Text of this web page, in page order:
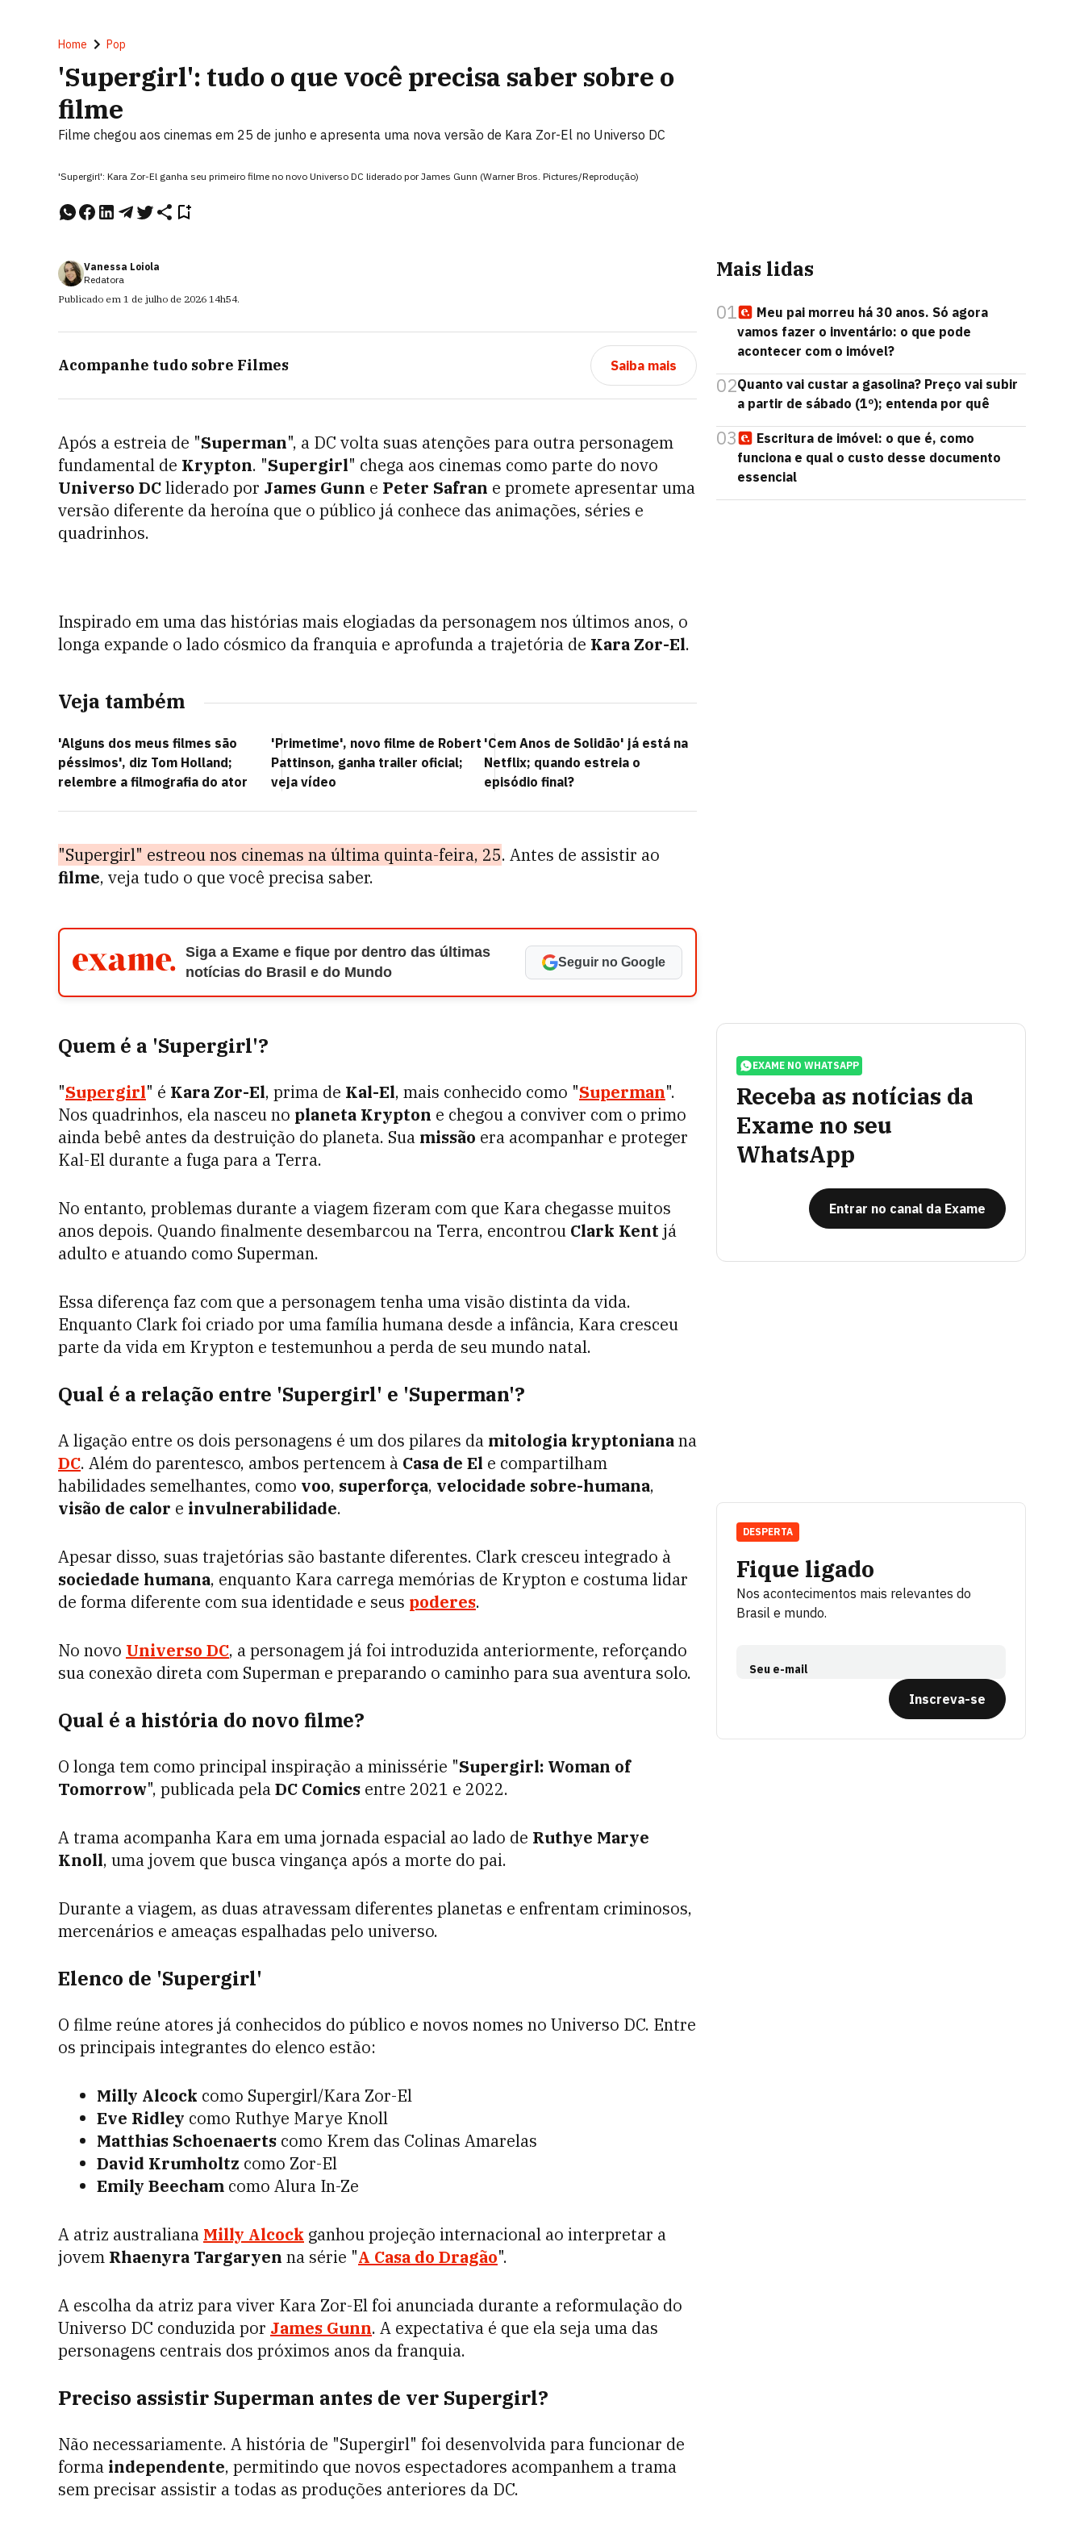
Home Pop
'Supergirl': tudo o que você precisa saber sobre o
filme
Filme chegou aos cinemas em 25 de junho e apresenta uma nova versão de Kara Zor-El no Universo DC
'Supergirl': Kara Zor-El ganha seu primeiro filme no novo Universo DC liderado por James Gunn (Warner Bros. Pictures/Reprodução)
Vanessa Loiola
Redatora
Publicado em 1 de julho de 2026 14h54.
Acompanhe tudo sobre Filmes Saiba mais
Após a estreia de "Superman", a DC volta suas atenções para outra personagem
fundamental de Krypton. "Supergirl" chega aos cinemas como parte do novo
Universo DCliderado por James Gunn e Peter Safran e promete apresentar uma
versão diferente da heroína que o público já conhece das animações, séries e
quadrinhos.
Inspirado em uma das histórias mais elogiadas da personagem nos últimos anos, o
longa expande o lado cósmico da franquia e aprofunda a trajetória de Kara Zor-El.
Veja também
'Alguns dos meus filmes são
péssimos', diz Tom Holland;
relembre a filmografia do ator
'Primetime', novo filme de Robert
Pattinson, ganha trailer oficial;
veja vídeo
'Cem Anos de Solidão' já está na
Netflix; quando estreia o
episódio final?
"Supergirl" estreou nos cinemas na última quinta-feira, 25. Antes de assistir ao
filme, veja tudo o que você precisa saber.
Siga a Exame e fique por dentro das últimas
notícias do Brasil e do Mundo
Seguir no Google
Quem é a 'Supergirl'?
"Supergirl" é Kara Zor-El, prima de Kal-El, mais conhecido como "Superman".
Nos quadrinhos, ela nasceu no planeta Krypton e chegou a conviver com o primo
ainda bebê antes da destruição do planeta. Sua missão era acompanhar e proteger
Kal-El durante a fuga para a Terra.
No entanto, problemas durante a viagem fizeram com que Kara chegasse muitos
anos depois. Quando finalmente desembarcou na Terra, encontrou Clark Kent já
adulto e atuando como Superman.
Essa diferença faz com que a personagem tenha uma visão distinta da vida.
Enquanto Clark foi criado por uma família humana desde a infância, Kara cresceu
parte da vida em Krypton e testemunhou a perda de seu mundo natal.
Qual é a relação entre 'Supergirl' e 'Superman'?
A ligação entre os dois personagens é um dos pilares da mitologia kryptonianana
DC. Além do parentesco, ambos pertencem à Casa de El e compartilham
habilidades semelhantes, como voo, superforça, velocidade sobre-humana,
visão de calor e invulnerabilidade.
Apesar disso, suas trajetórias são bastante diferentes. Clark cresceu integrado à
sociedade humana, enquanto Kara carrega memórias de Krypton e costuma lidar
de forma diferente com sua identidade e seus poderes.
No novo Universo DC, a personagem já foi introduzida anteriormente, reforçando
sua conexão direta com Superman e preparando o caminho para sua aventura solo.
Qual é a história do novo filme?
O longa tem como principal inspiração a minissérie "Supergirl: Woman of
Tomorrow", publicada pelaDC Comics entre 2021 e 2022.
A trama acompanha Kara em uma jornada espacial ao lado de Ruthye Marye
Knoll, uma jovem que busca vingança após a morte do pai.
Durante a viagem, as duas atravessam diferentes planetas e enfrentam criminosos,
mercenários e ameaças espalhadas pelo universo.
Elenco de 'Supergirl'
O filme reúne atores já conhecidos do público e novos nomes no Universo DC. Entre
os principais integrantes do elenco estão:
Milly Alcock como Supergirl/Kara Zor-El
Eve Ridley como Ruthye Marye Knoll
Matthias Schoenaerts como Krem das Colinas Amarelas
David Krumholtz como Zor-El
Emily Beecham como Alura In-Ze
A atriz australiana Milly Alcock ganhou projeção internacional ao interpretar a
jovem Rhaenyra Targaryen na série "A Casa do Dragão".
A escolha da atriz para viver Kara Zor-El foi anunciada durante a reformulação do
Universo DC conduzida por James Gunn. A expectativa é que ela seja uma das
personagens centrais dos próximos anos da franquia.
Preciso assistir Superman antes de ver Supergirl?
Não necessariamente. A história de "Supergirl" foi desenvolvida para funcionar de
forma independente, permitindo que novos espectadores acompanhem a trama
sem precisar assistir a todas as produções anteriores da DC.
Mais lidas
01
Meu pai morreu há 30 anos. Só agora
vamos fazer o inventário: o que pode
acontecer com o imóvel?
02Quanto vai custar a gasolina? Preço vai subir
a partir de sábado (1º); entenda por quê
03
Escritura de imóvel: o que é, como
funciona e qual o custo desse documento
essencial
EXAME NO WHATSAPP
Receba as notícias da
Exame no seu
WhatsApp
Entrar no canal da Exame
Fique ligado
Nos acontecimentos mais relevantes do
Brasil e mundo.
Seu e-mail
Inscreva-se
DESPERTA